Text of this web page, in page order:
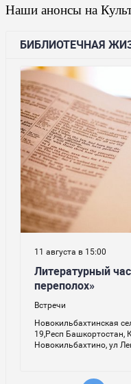
Наши анонсы на